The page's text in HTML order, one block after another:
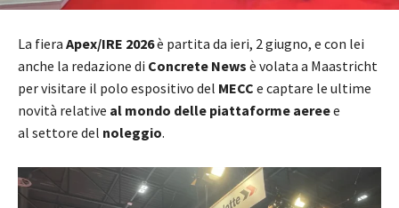
La fiera Apex/IRE 2026è partita da ieri, 2 giugno, e con lei
anche la redazione di Concrete News è volata a Maastricht
per visitare il polo espositivo del MECC e captare le ultime
novità relative al mondo delle piattaforme aereee
al settore del noleggio.